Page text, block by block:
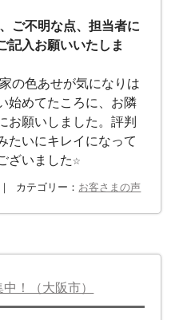
ご不明な点、担当者に
記入お願いいたしま
の色あせが気になりは
始めてたころに、お隣
お願いしました。評判
たいにキレイになって
ざいました☆
カテゴリー： お客さまの声
！（大阪市）